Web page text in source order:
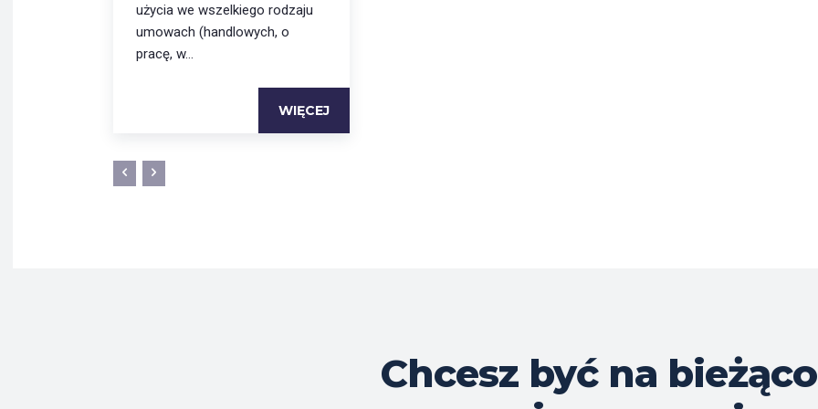
użycia we wszelkiego rodzaju
umowach (handlowych, o
pracę, w...
WIĘCEJ
Chcesz być na